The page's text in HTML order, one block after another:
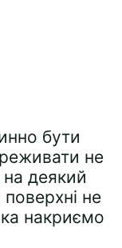
бути
не
деякий
не
накриємо